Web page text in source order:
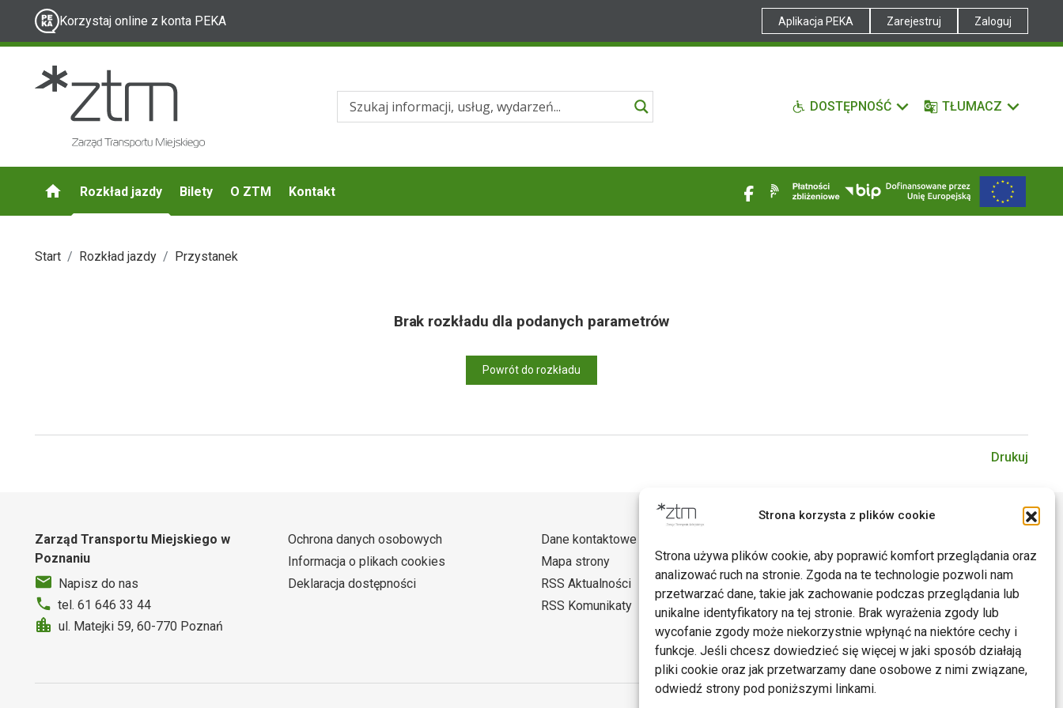
Strona korzysta z plików cookie
Strona używa plików cookie, aby poprawić komfort przeglądania oraz
analizować ruch na stronie. Zgoda na te technologie pozwoli nam
przetwarzać dane, takie jak zachowanie podczas przeglądania lub
unikalne identyfikatory na tej stronie. Brak wyrażenia zgody lub
wycofanie zgody może niekorzystnie wpłynąć na niektóre cechy i
funkcje. Jeśli chcesz dowiedzieć się więcej w jaki sposób działają
pliki cookie oraz jak przetwarzamy dane osobowe z nimi związane,
odwiedź strony pod poniższymi linkami.
Korzystaj online z konta PEKA Aplikacja PEKA Zarejestruj Zaloguj
DOSTĘPNOŚĆ TŁUMACZ
Rozkład jazdy Bilety O ZTM Kontakt
Start Rozkład jazdy Przystanek
Brak rozkładu dla podanych parametrów
Powrót do rozkładu
Drukuj
Zarząd Transportu Miejskiego w
Poznaniu
Napisz do nas
tel. 61 646 33 44
ul. Matejki 59, 60-770 Poznań
Ochrona danych osobowych
Informacja o plikach cookies
Deklaracja dostępności
Dane kontaktowe
Mapa strony
RSS Aktualności
RSS Komunikaty